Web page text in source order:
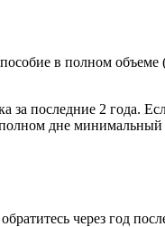
в полном
за последние 2 года.
дне
через год